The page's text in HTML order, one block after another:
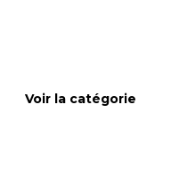
Voir la catégorie